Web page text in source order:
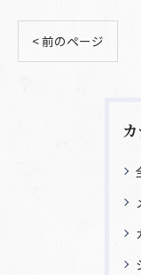
< 前のページ